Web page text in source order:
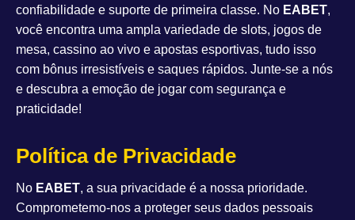
confiabilidade e suporte de primeira classe. No EABET,
você encontra uma ampla variedade de slots, jogos de
mesa, cassino ao vivo e apostas esportivas, tudo isso
com bônus irresistíveis e saques rápidos. Junte-se a nós
e descubra a emoção de jogar com segurança e
praticidade!
Política de Privacidade
No EABET, a sua privacidade é a nossa prioridade.
Comprometemo-nos a proteger seus dados pessoais